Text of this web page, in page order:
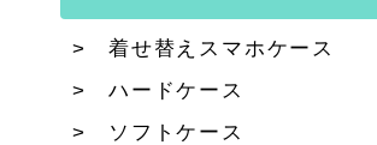
着せ替えスマホケース
ハードケース
ソフトケース